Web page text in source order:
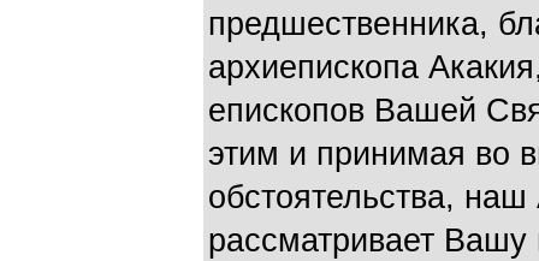
предшественника,
архиепископа
епископов Вашей
этим и принимая во
обстоятельства,
рассматривает Вашу